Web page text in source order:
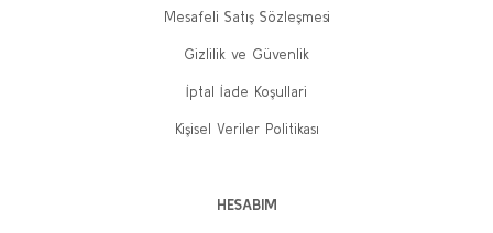
Mesafeli Satış Sözleşmesi
Gizlilik ve Güvenlik
İptal İade Koşullari
Kişisel Veriler Politikası
HESABIM